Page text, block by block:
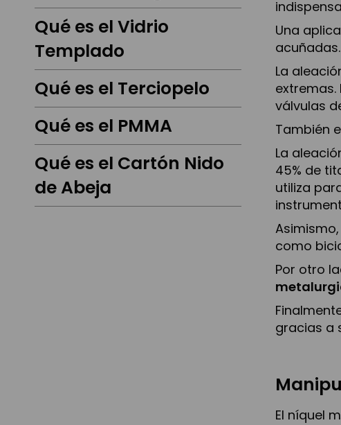
Una
La
extremas.
válvulas
También
La
45% de
utiliza
como
Por otro
gracias a
El níquel
Qué es el Vidrio
Templado
Qué es el Terciopelo
Qué es el PMMA
Qué es el Cartón Nido
de Abeja